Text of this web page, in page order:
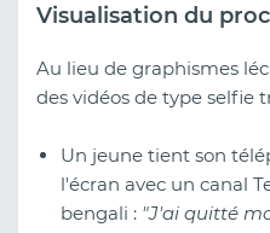
Visualisation du
Au lieu de graphismes
des vidéos de type selfie
Un jeune tient son
l'écran avec un canal
bengali : "J'ai quitté